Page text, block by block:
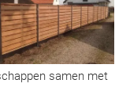
samen met